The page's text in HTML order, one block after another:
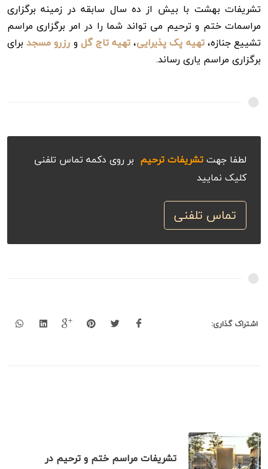
تشریفات بهشت با بیش از ده سال سابقه در زمینه برگزاری
مراسمات ختم و ترحیم می تواند شما را در امر برگزاری مراسم
تشییع جنازه،تهیه پک پذیرایی،تهیه تاج گل و رزرو مسجدبرای
برگزاری مراسم یاری رساند.
لطفا جهتتشریفات ترحیم بر روی دکمه تماس تلفنی
کلیک نمایید
تماس تلفنی
اشتراک گذاری:
تشریفات مراسم ختم و ترحیم در